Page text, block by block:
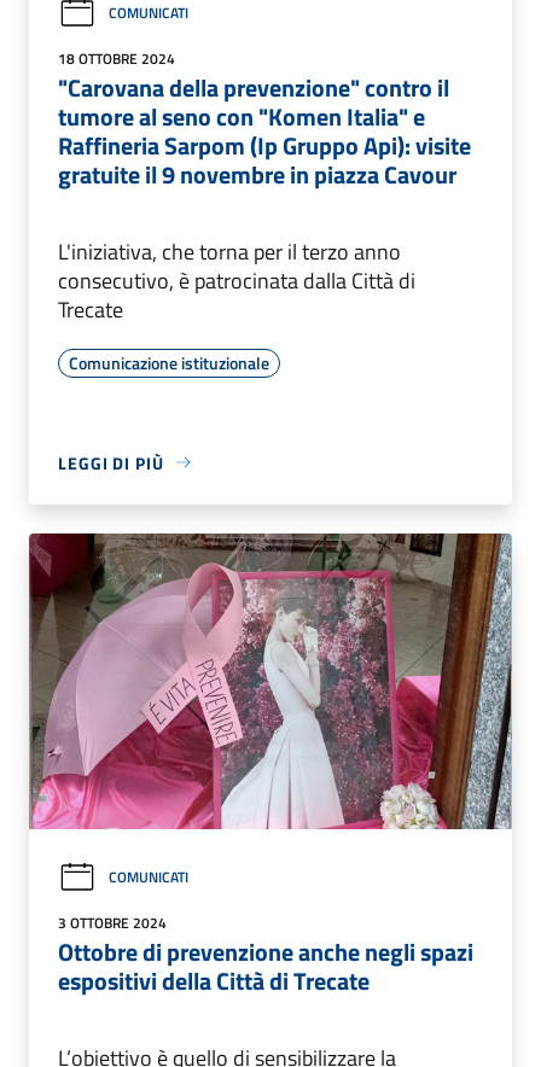
COMUNICATI
18 OTTOBRE 2024
"Carovana della prevenzione" contro il
tumore al seno con "Komen Italia" e
Raffineria Sarpom (Ip Gruppo Api): visite
gratuite il 9 novembre in piazza Cavour
L'iniziativa, che torna per il terzo anno
consecutivo, è patrocinata dalla Città di
Trecate
Comunicazione istituzionale
LEGGI DI PIÙ
COMUNICATI
3 OTTOBRE 2024
Ottobre di prevenzione anche negli spazi
espositivi della Città di Trecate
L’obiettivo è quello di sensibilizzare la